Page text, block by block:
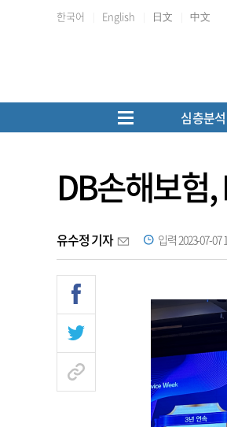
한국어 English 日文 中文
심층분석
DB손해보험,
유수정 기자 입력 2023-07-07